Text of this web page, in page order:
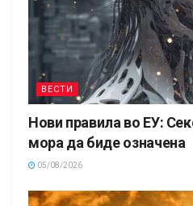
ВЕСТИ
Нови правила во ЕУ:
мора да биде означена
05/08/2026